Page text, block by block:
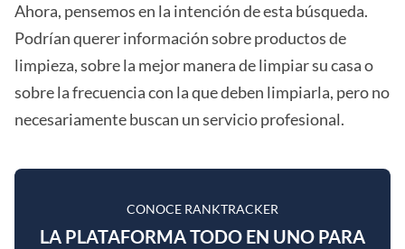
Ahora, pensemos en la intención de esta búsqueda.
Podrían querer información sobre productos de
limpieza, sobre la mejor manera de limpiar su casa o
sobre la frecuencia con la que deben limpiarla, pero no
necesariamente buscan un servicio profesional.
CONOCE RANKTRACKER
LA PLATAFORMA TODO EN UNO PARA